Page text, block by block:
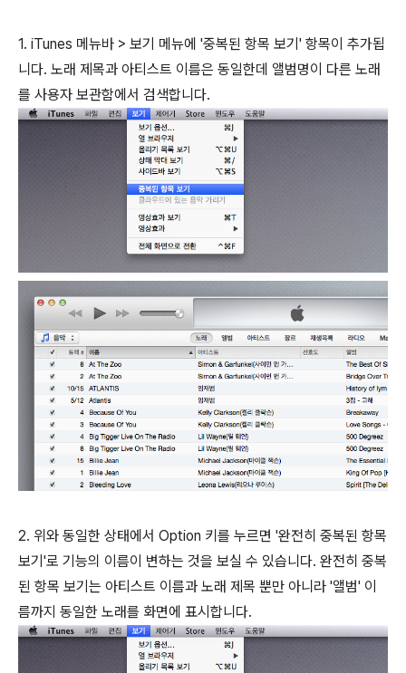
1. iTunes 메뉴바 > 보기 메뉴에 '중복된 항목 보기' 항목이 추가됩
니다. 노래 제목과 아티스트 이름은 동일한데 앨범명이 다른 노래
를 사용자 보관함에서 검색합니다.
2. 위와 동일한 상태에서 Option 키를 누르면 '완전히 중복된 항목
보기'로 기능의 이름이 변하는 것을 보실 수 있습니다. 완전히 중복
된 항목 보기는 아티스트 이름과 노래 제목 뿐만 아니라 '앨범' 이
름까지 동일한 노래를 화면에 표시합니다.